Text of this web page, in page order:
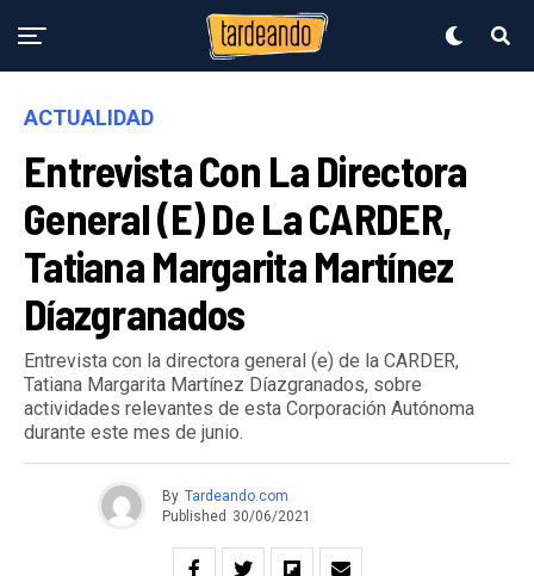
ACTUALIDAD
Entrevista Con La Directora
General (e) De La CARDER,
Tatiana Margarita Martínez
Díazgranados
Entrevista con la directora general (e) de la CARDER,
Tatiana Margarita Martínez Díazgranados, sobre
actividades relevantes de esta Corporación Autónoma
durante este mes de junio.
By Tardeando.com
Published 30/06/2021